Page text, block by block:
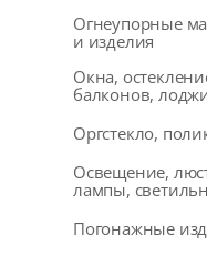
Огнеупорные
и изделия
Окна,
балконов,
Оргстекло,
Освещение,
лампы,
Погонажные